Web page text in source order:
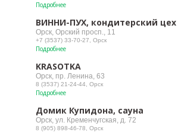
Подробнее
ВИННИ-ПУХ, кондитерский цех
Орск, Орский просп., 11
+7 (3537) 33-70-27, Орск
Подробнее
KRASOTKA
Орск, пр. Ленина, 63
8 (3537) 21-24-44, Орск
Подробнее
Домик Купидона, сауна
Орск, ул. Кременчугская, д. 72
8 (905) 898-46-78, Орск